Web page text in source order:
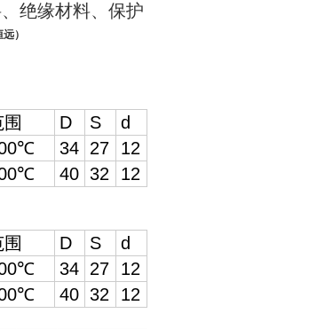
绝缘材料、保护
）
D S
d
34 27
12
40 32 12
D S
d
34 27
12
40 32
12